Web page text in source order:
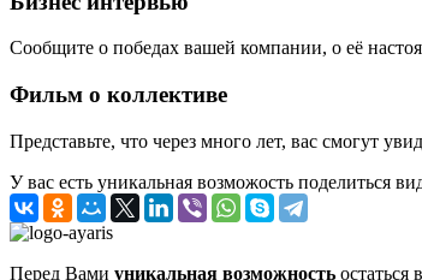
Сообщите о победах вашей компании, о её
Фильм о коллективе
Представьте, что через много лет, вас смогут
У вас есть уникальная возможость поделиться
Перед Вами уникальная возможность остаться